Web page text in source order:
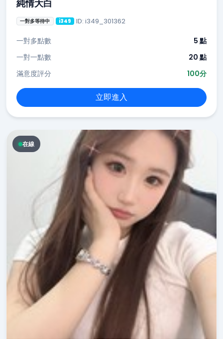
純情大白
一對多等待中 i349 ID: i349_301362
一對多點數
5 點
一對一點數
20 點
滿意度評分
100分
立即進入
在線